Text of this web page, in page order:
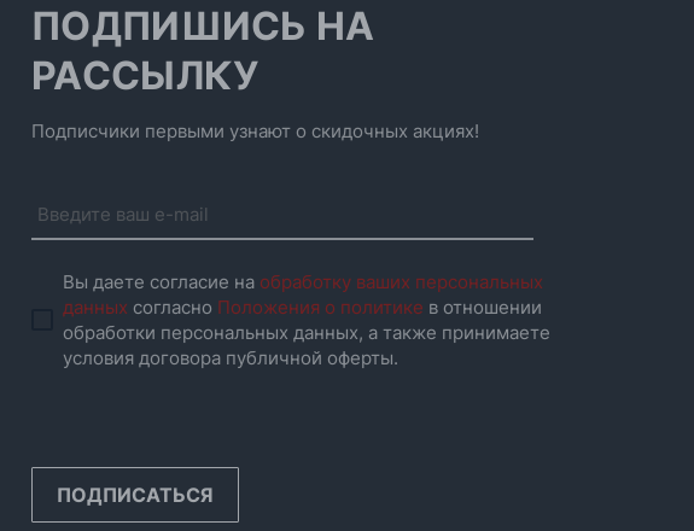
ПОДПИШИСЬ НА
РАССЫЛКУ
Подписчики первыми узнают о скидочных акциях!
Вы даете согласие на обработку ваших персональных
данных согласно Положения о политике в отношении
обработки персональных данных, а также принимаете
условия договора публичной оферты.
ПОДПИСАТЬСЯ